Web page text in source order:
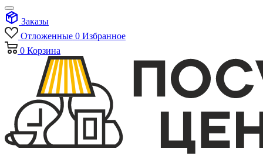
Заказы
Отложенные 0 Избранное
0 Корзина